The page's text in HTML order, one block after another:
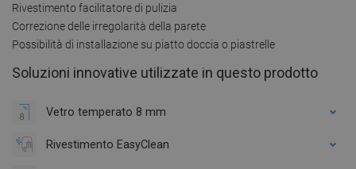
Rivestimento facilitatore di pulizia
Correzione delle irregolarità della parete
Possibilità di installazione su piatto doccia o piastrelle
Soluzioni innovative utilizzate in questo prodotto
Vetro temperato 8 mm
Rivestimento EasyClean